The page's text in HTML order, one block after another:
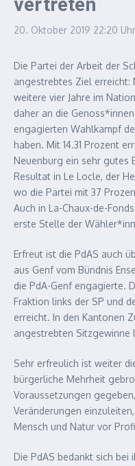
20. Oktober 2019 22:20 Uhr
Die Partei der Arbeit der
angestrebtes Ziel erreicht:
weitere vier Jahre im
daher an die
engagierten Wahlkampf
haben. Mit 14.31 Prozent
Neuenburg ein sehr gutes
Resultat in Le Locle, der
wo die Partei mit 37
Auch in La-Chaux-de-
erste Stelle der
Erfreut ist die PdAS auch
aus Genf vom Bündnis
die PdA-Genf engagierte.
Fraktion links der SP und
erreicht. In den Kantonen
angestrebten Sitzgewinne
Sehr erfreulich ist weiter
bürgerliche Mehrheit
Voraussetzungen
Veränderungen
Mensch und Natur vor
Die PdAS bedankt sich